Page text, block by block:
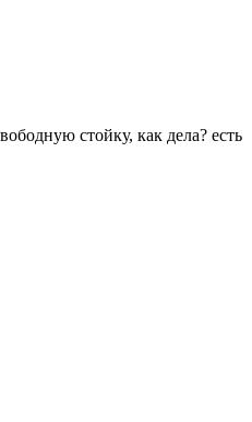
стойку, как дела? есть